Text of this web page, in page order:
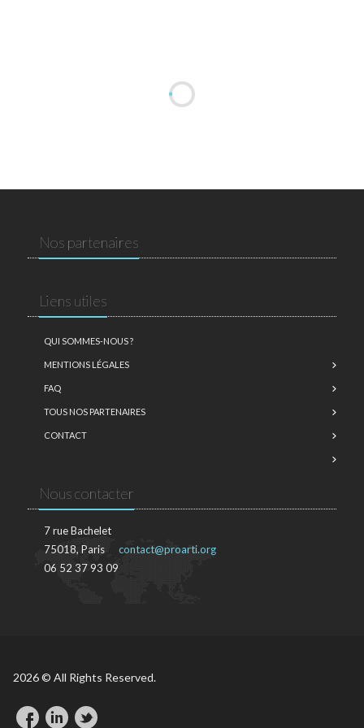
Nos partenaires
Liens utiles
QUI SOMMES-NOUS ?
MENTIONS LÉGALES
FAQ
TOUS NOS PARTENAIRES
CONTACT
Nous contacter
7 rue Bachelet
75018, Paris
06 52 37 93 09
contact@proarti.org
2026 © All Rights Reserved.